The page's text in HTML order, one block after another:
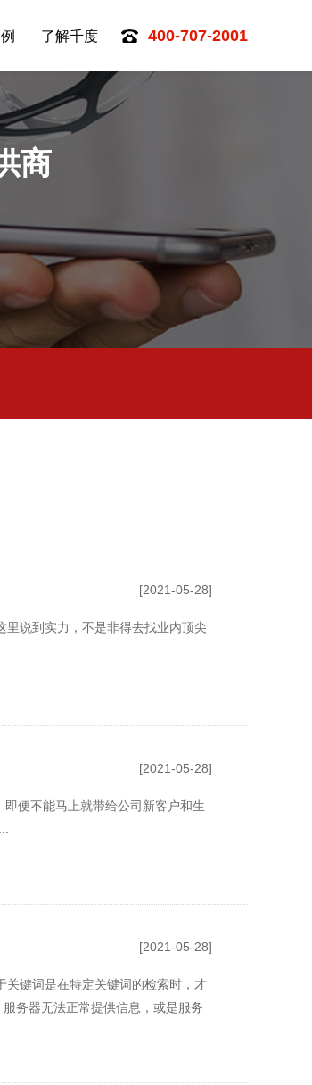
400-707-2001
了解千度
商
[2021-05-28]
说到实力，不是非得去找业内顶尖
[2021-05-28]
便不能马上就带给公司新客户和生
[2021-05-28]
键词是在特定关键词的检索时，才
务器无法正常提供信息，或是服务